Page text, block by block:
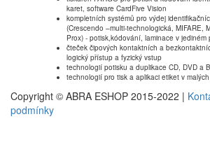
karet, software CardFive Vision
kompletních systémů pro výdej
(Crescendo –multi-technologická, MIFARE,
Prox) - potisk,kódování, laminace v
čteček čipových kontaktních a
logický přístup a fyzický vstup
technologií potisku a duplikace CD, DVD a
technologií pro tisk a aplikaci etiket v
Copyright © ABRA ESHOP 2015-2022 |
podmínky